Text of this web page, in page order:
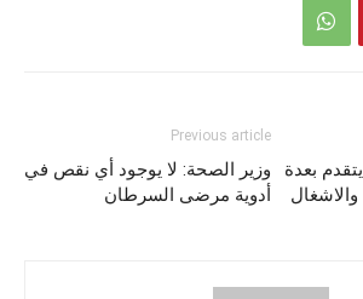
Previous article
وزير الصحة: لا يوجود أي نقص في
أدوية مرضى السرطان
بعدة
والاشغال